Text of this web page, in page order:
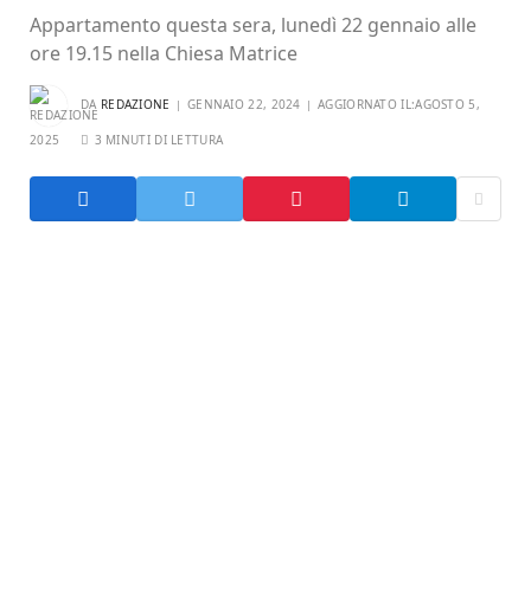
Appartamento questa sera, lunedì 22 gennaio alle
ore 19.15 nella Chiesa Matrice
DA REDAZIONE GENNAIO 22, 2024 AGGIORNATO IL:AGOSTO 5,
2025 3 MINUTI DI LETTURA